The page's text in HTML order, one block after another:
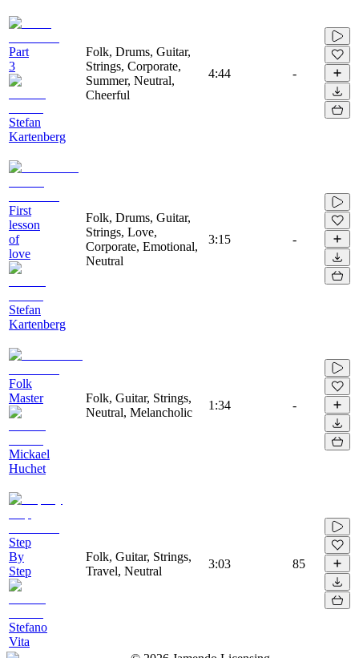
Part
3
Stefan
Kartenberg
Folk, Drums, Guitar,
Strings, Corporate,
Summer, Neutral,
Cheerful
4:44 -
First
lesson
of
love
Stefan
Kartenberg
Folk, Drums, Guitar,
Strings, Love,
Corporate, Emotional,
Neutral
3:15 -
Folk
Master
Mickael
Huchet
Folk, Guitar, Strings,
Neutral, Melancholic
1:34 -
Step
By
Step
Stefano
Vita
Folk, Guitar, Strings,
Travel, Neutral
3:03 85